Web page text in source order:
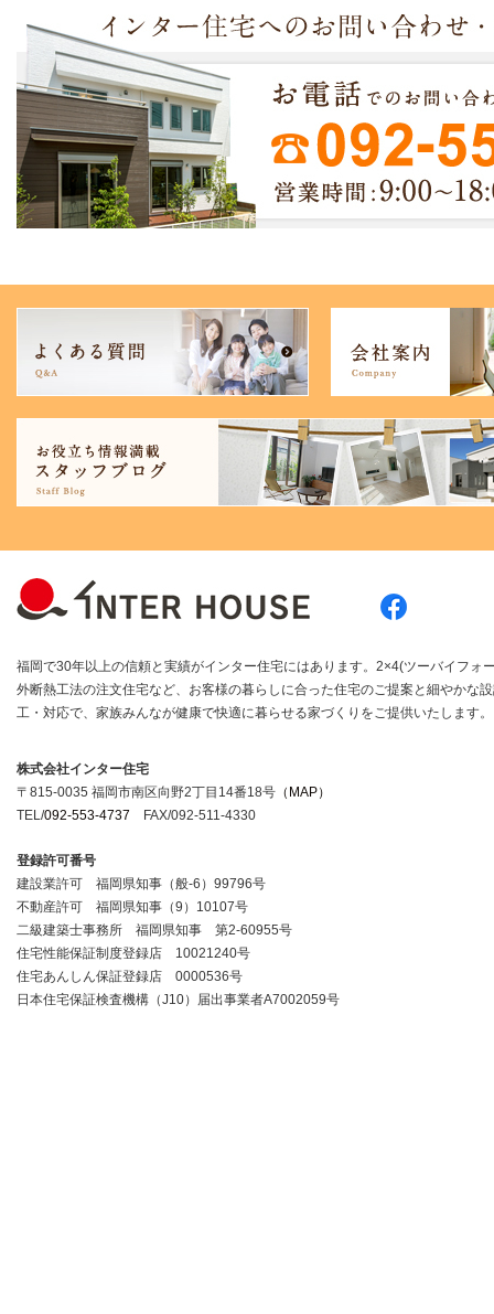
福岡で30年以上の信頼と実績がインター住宅にはあります。2×4(ツーバイフォ
外断熱工法の注文住宅など、お客様の暮らしに合った住宅のご提案と細やかな
工・対応で、家族みんなが健康で快適に暮らせる家づくりをご提供いたします。
株式会社インター住宅
〒815-0035 福岡市南区向野2丁目14番18号 （MAP）
TEL/092-553-4737 FAX/092-511-4330
登録許可番号
建設業許可 福岡県知事（般-6）99796号
不動産許可 福岡県知事（9）10107号
二級建築士事務所 福岡県知事 第2-60955号
住宅性能保証制度登録店 10021240号
住宅あんしん保証登録店 0000536号
日本住宅保証検査機構（J10）届出事業者A7002059号